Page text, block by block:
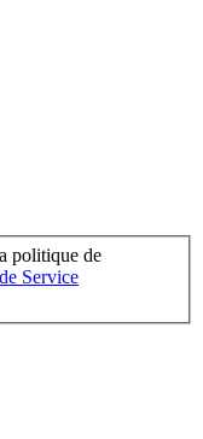
politique de
Service